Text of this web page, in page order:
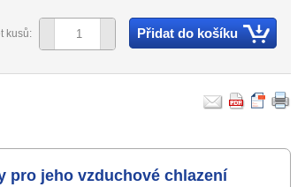
kusů: Přidat do košíku
pro jeho vzduchové chlazení